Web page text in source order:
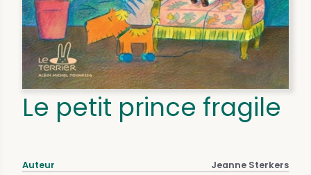
Le petit prince fragile
Auteur Jeanne Sterkers